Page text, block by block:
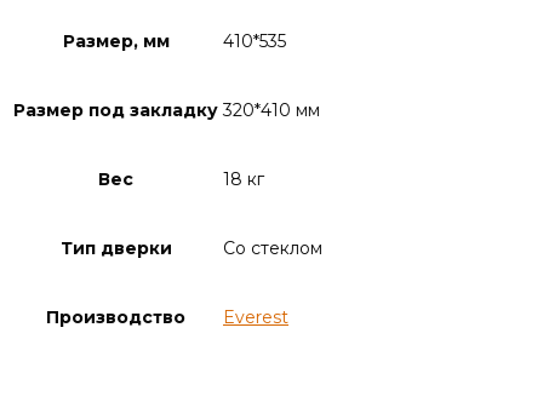
Размер, мм 410*535
Размер под закладку 320*410 мм
Вес 18 кг
Тип дверки Со стеклом
Производство Everest